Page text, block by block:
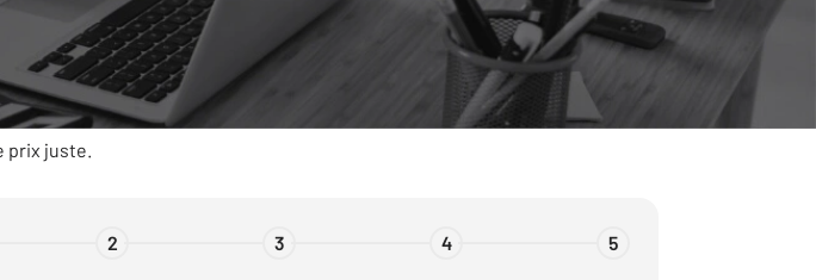
21, c’est s’appuyer sur 39 ans de savoir-faire :
en compte la règlementation, la fiscalité, l’emplacement, sa localisation,
exposition…) et la demande.
juste.
2 3 4 5